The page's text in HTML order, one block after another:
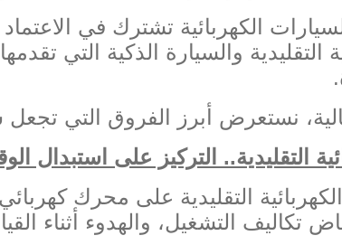
الكهربائية تشترك في
التقليدية والسيارة الذكية التي
.
نستعرض أبرز الفروق التي تجعل
التقليدية.. التركيز على استبدال
التقليدية على محرك
تكاليف التشغيل، والهدوء أثناء